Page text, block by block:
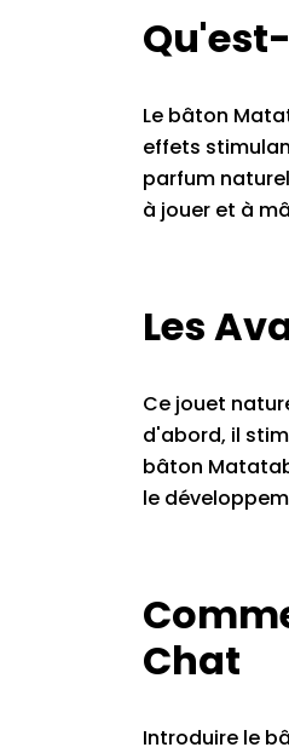
Le bâton
effets
parfum
à jouer et à
Les
Ce jouet
d'abord, il
bâton
le
Chat
Introduire le